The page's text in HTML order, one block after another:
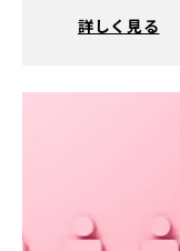
詳しく見る